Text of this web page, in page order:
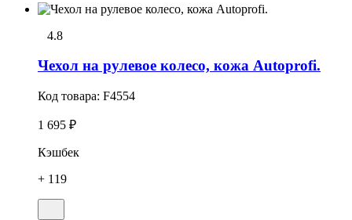
4.8
Чехол на рулевое колесо, кожа Autoprofi.
Код товара: F4554
1 695 ₽
Кэшбек
+ 119